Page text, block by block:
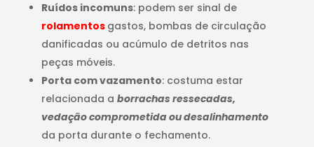
Ruídos incomuns: podem ser sinal de
rolamentos gastos, bombas de circulação
danificadas ou acúmulo de detritos nas
peças móveis.
Porta com vazamento: costuma estar
relacionada a borrachas ressecadas,
vedação comprometida ou desalinhamento
da porta durante o fechamento.